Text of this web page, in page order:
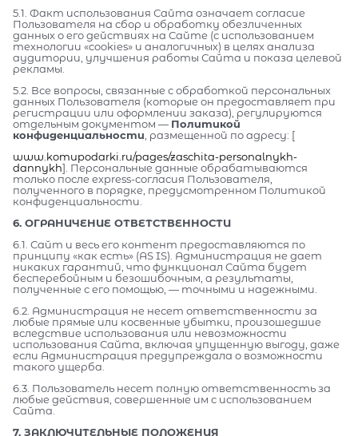
5.1. Факт использования Сайта означает согласие
Пользователя на сбор и обработку обезличенных
данных о его действиях на Сайте (с использованием
технологии «cookies» и аналогичных) в целях анализа
аудитории, улучшения работы Сайта и показа целевой
рекламы.
5.2. Все вопросы, связанные с обработкой персональных
данных Пользователя (которые он предоставляет при
регистрации или оформлении заказа), регулируются
отдельным документом — Политикой
конфиденциальности , размещенной по адресу: [
www.komupodarki.ru/pages/zaschita-personalnykh-
dannykh]. Персональные данные обрабатываются
только после express-согласия Пользователя,
полученного в порядке, предусмотренном Политикой
конфиденциальности.
6. ОГРАНИЧЕНИЕ ОТВЕТСТВЕННОСТИ
6.1. Сайт и весь его контент предоставляются по
принципу «как есть» (AS IS). Администрация не дает
никаких гарантий, что функционал Сайта будет
бесперебойным и безошибочным, а результаты,
полученные с его помощью, — точными и надежными.
6.2. Администрация не несет ответственности за
любые прямые или косвенные убытки, произошедшие
вследствие использования или невозможности
использования Сайта, включая упущенную выгоду, даже
если Администрация предупреждала о возможности
такого ущерба.
6.3. Пользователь несет полную ответственность за
любые действия, совершенные им с использованием
Сайта.
7. ЗАКЛЮЧИТЕЛЬНЫЕ ПОЛОЖЕНИЯ